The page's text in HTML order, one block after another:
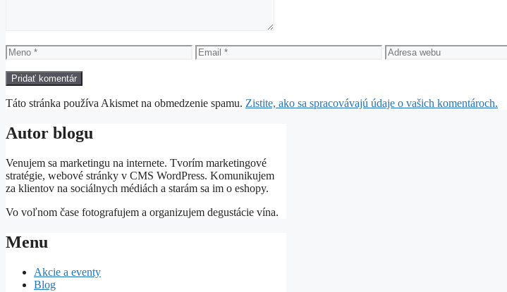
Meno Email
Adresa
webu
Táto stránka používa Akismet na obmedzenie spamu. Zistite, ako sa spracovávajú údaje o vašich komentároch.
Autor blogu
Venujem sa marketingu na internete. Tvorím marketingové
stratégie, webové stránky v CMS WordPress. Komunikujem
za klientov na sociálnych médiách a starám sa im o eshopy.
Vo voľnom čase fotografujem a organizujem degustácie vína.
Menu
Akcie a eventy
Blog